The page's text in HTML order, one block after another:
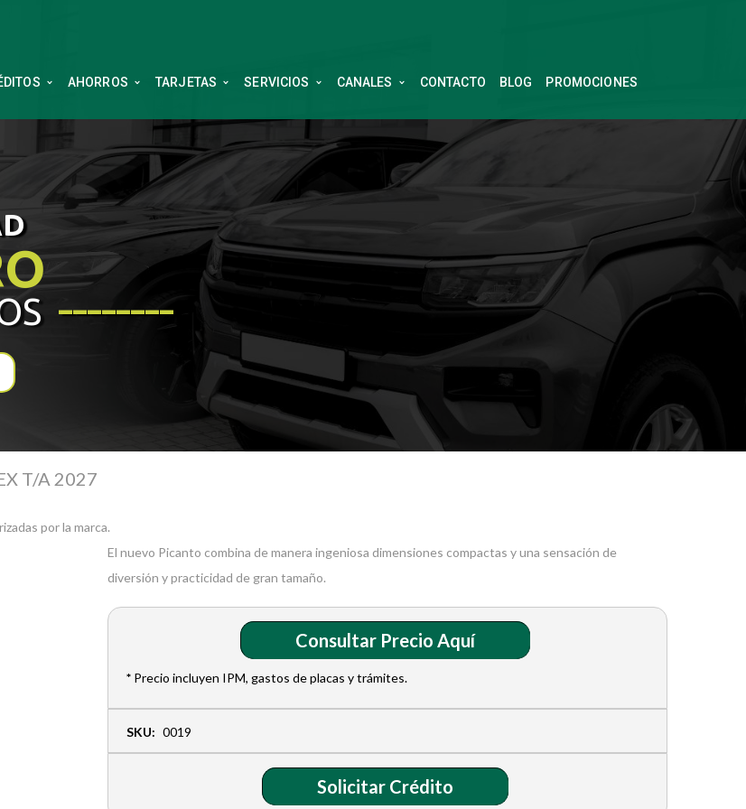
AHORROS TARJETAS SERVICIOS CANALES CONTACTO BLOG PROMOCIONES
________
T/A 2027
por la marca.
El nuevo Picanto combina de manera ingeniosa dimensiones compactas y una sensación de
diversión y practicidad de gran tamaño.
Consultar Precio Aquí
*Precio incluyen IPM, gastos de placas y trámites.
SKU: 0019
Solicitar Crédito